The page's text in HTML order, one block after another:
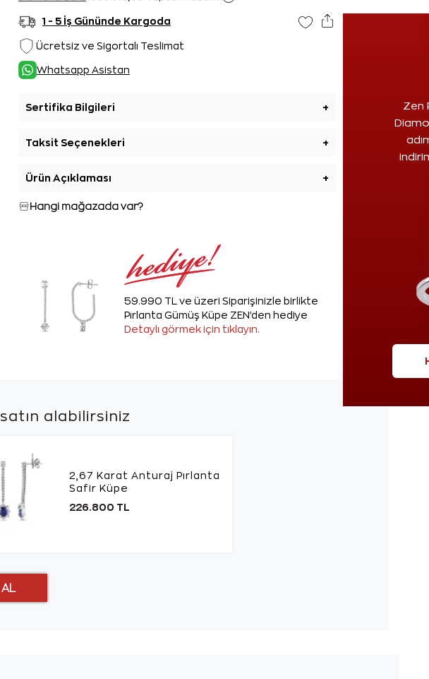
Zen
1 - 5 İş Gününde Kargoda
Ücretsiz ve Sigortalı Teslimat
Whatsapp Asistan
Sertifika Bilgileri +
Taksit Seçenekleri +
Ürün Açıklaması +
Hangi mağazada var?
59.990 TL ve üzeri Siparişinizle birlikte
Pırlanta Gümüş Küpe ZEN'den hediye
Detaylı görmek için tıklayın.
satın alabilirsiniz
2,67 Karat Anturaj Pırlanta
Safir Küpe
226.800 TL